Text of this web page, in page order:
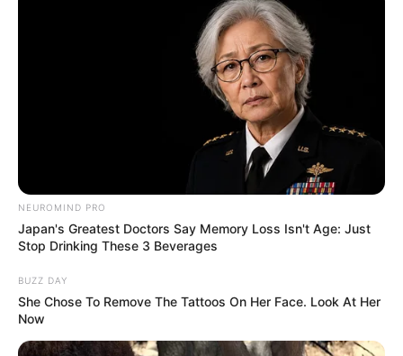
(foto: balconygardenweb)
5. Selain bercocok tanam, kamu juga bisa
manfaatkan sebagai vas bunga. Pastikan bagian
dasar bohlam diberi alas ya, agar air tidak tumpah
NEUROMIND PRO
Japan's Greatest Doctors Say Memory Loss Isn't Age: Just
Stop Drinking These 3 Beverages
BUZZ DAY
She Chose To Remove The Tattoos On Her Face. Look At Her
Now